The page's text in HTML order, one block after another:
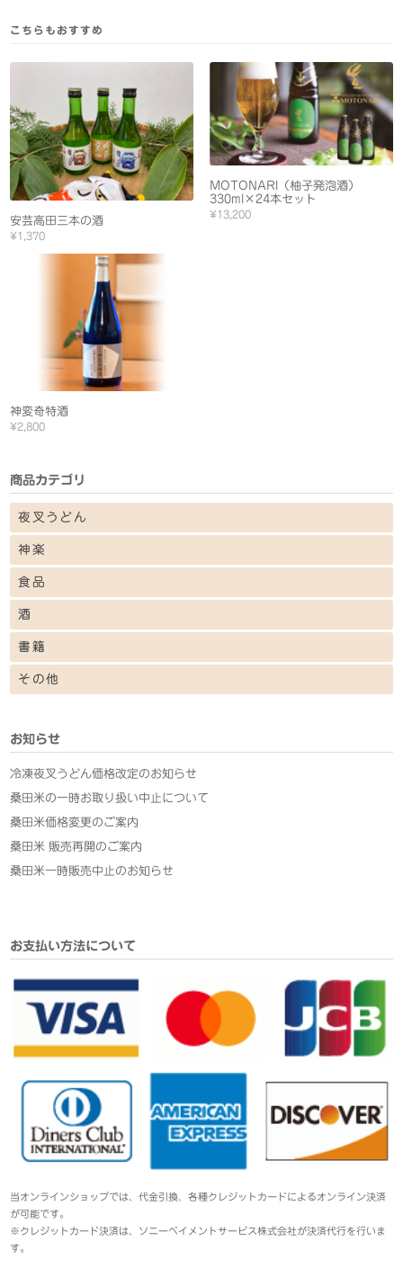
こちらもおすすめ
安芸高田三本の酒
¥1,370
MOTONARI（柚子発泡酒）
330ml×24本セット
¥13,200
神変奇特酒
¥2,800
商品カテゴリ
夜叉うどん
神楽
食品
酒
書籍
その他
お知らせ
冷凍夜叉うどん価格改定のお知らせ
桑田米の一時お取り扱い中止について
桑田米価格変更のご案内
桑田米 販売再開のご案内
桑田米一時販売中止のお知らせ
お支払い方法について
当オンラインショップでは、代金引換、各種クレジットカードによるオンライン決済
が可能です。
※クレジットカード決済は、ソニーペイメントサービス株式会社が決済代行を行いま
す。